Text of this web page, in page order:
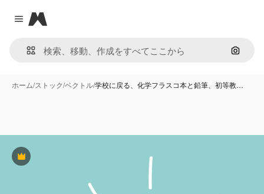
Close menu
Magnific
画像で
ホーム/ストック/ベクトル/学校に戻る、化学フラスコ本と鉛筆、初等教…
Premium